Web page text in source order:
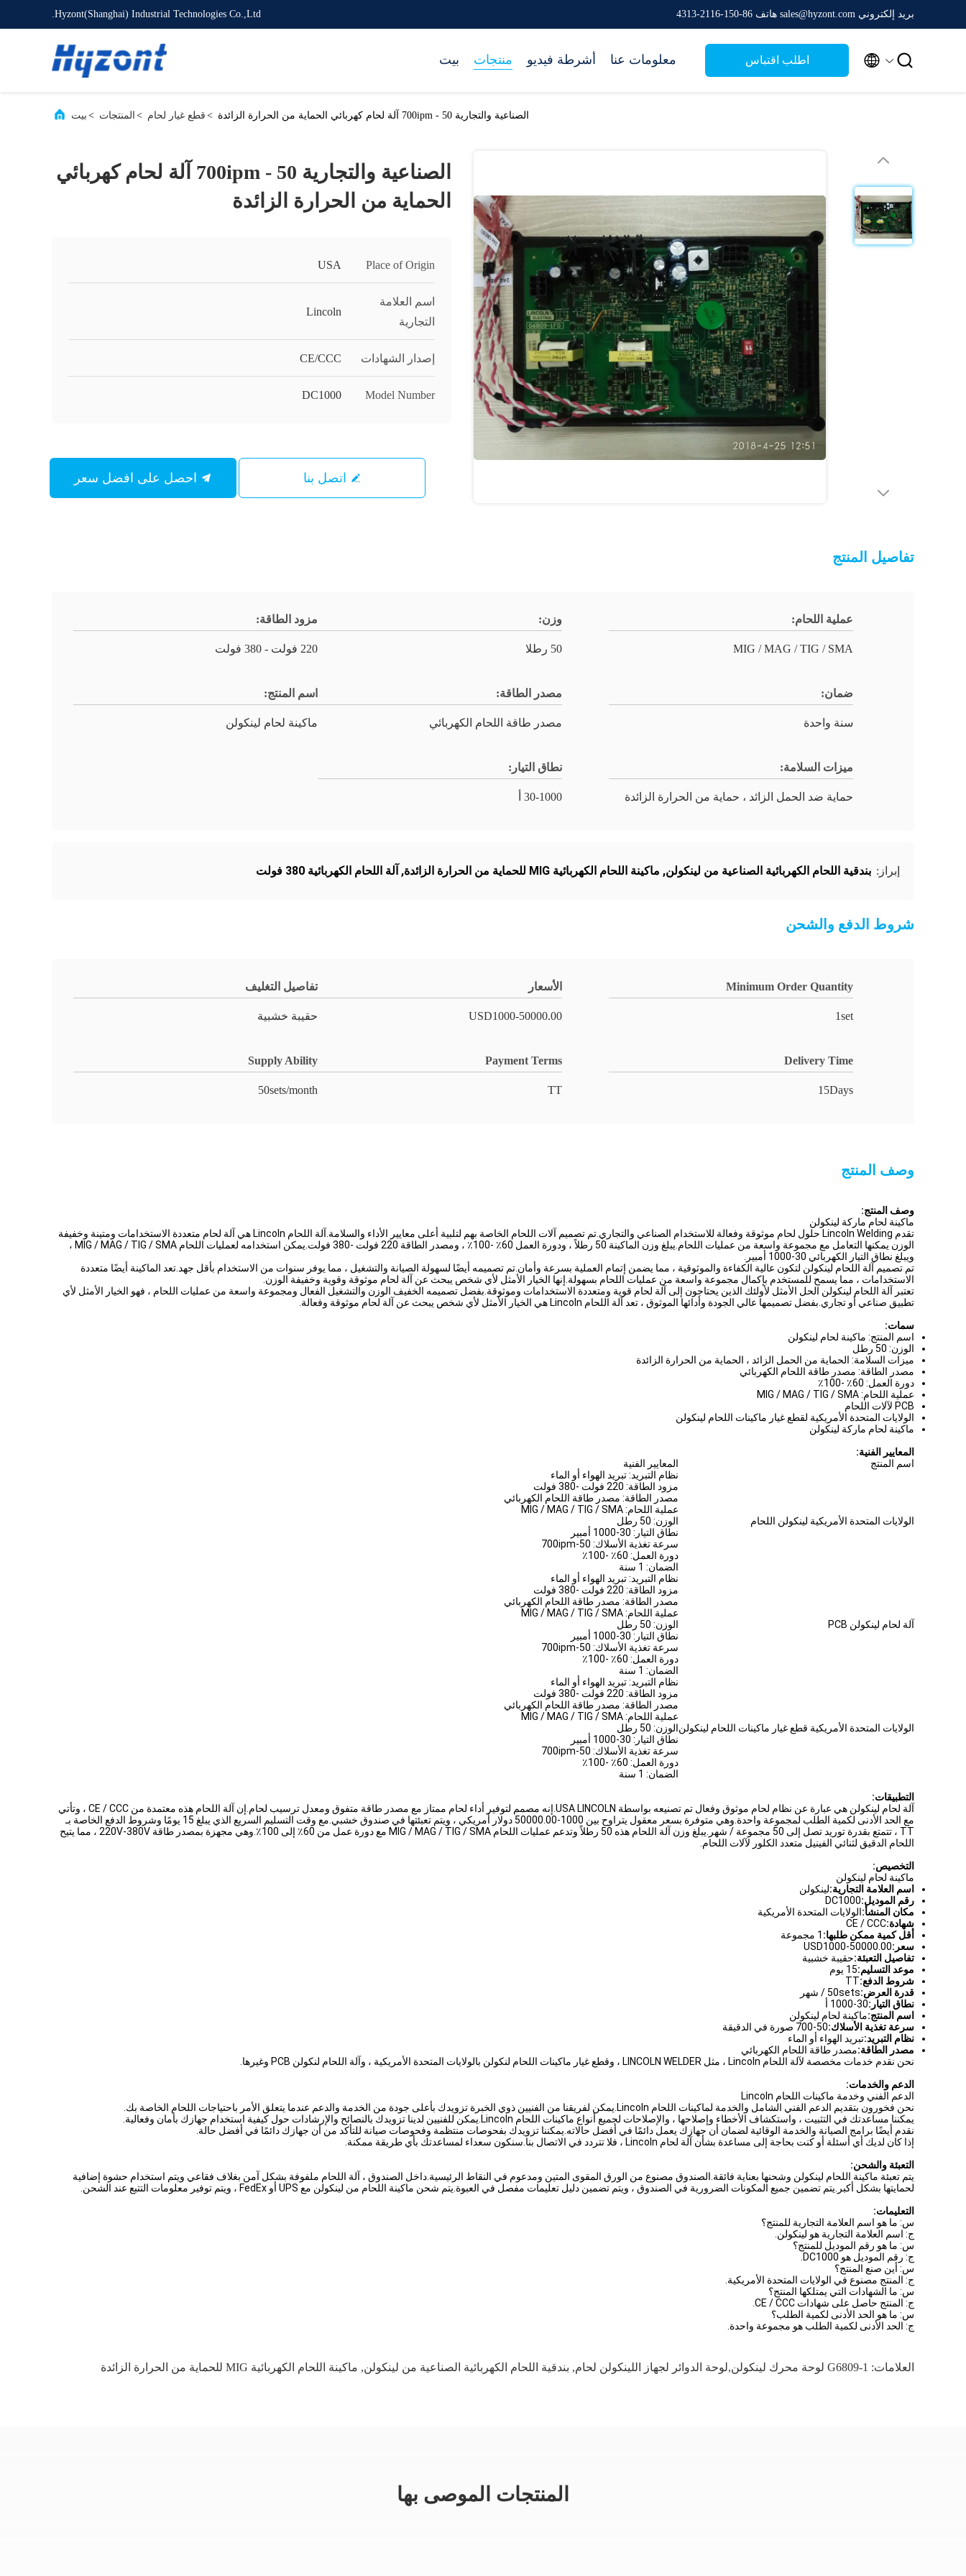
Hyzont(Shanghai) Industrial Technologies Co.,Ltd. بريد إلكتروني sales@hyzont.com هاتف 86-150-2116-4313
بيت منتجات أشرطة فيديو معلومات عنا اطلب اقتباس  
بيت > المنتجات > قطع غيار لحام > الصناعية والتجارية 50 - 700ipm آلة لحام كهربائي الحماية من الحرارة الزائدة
الصناعية والتجارية 50 - 700ipm آلة لحام كهربائي
الحماية من الحرارة الزائدة
Place of Origin
USA
اسم العلامة
التجارية
Lincoln
إصدار الشهادات CE/CCC
Model Number
DC1000
اتصل بنا
تفاصيل المنتج
عملية اللحام:
MIG / MAG / TIG / SMA
وزن:
50 رطلا
مزود الطاقة:
220 فولت - 380 فولت
ضمان:
سنة واحدة
مصدر الطاقة:
مصدر طاقة اللحام الكهربائي
اسم المنتج:
ماكينة لحام لينكولن
ميزات السلامة:
حماية ضد الحمل الزائد ، حماية من الحرارة الزائدة
نطاق التيار:
30-1000 أ
إبراز: بندقية اللحام الكهربائية الصناعية من لينكولن, ماكينة اللحام الكهربائية MIG للحماية من الحرارة الزائدة , آلة اللحام الكهربائية 380 فولت
شروط الدفع والشحن
Minimum Order Quantity
1set
الأسعار
USD1000-50000.00
تفاصيل التغليف
حقيبة خشبية
Delivery Time
15Days
Payment Terms
TT
Supply Ability
50sets/month
وصف المنتج
وصف المنتج:
ماكينة لحام ماركة لينكولن
تقدم Lincoln Welding حلول لحام موثوقة وفعالة للاستخدام الصناعي والتجاري.تم تصميم آلات اللحام الخاصة بهم لتلبية أعلى معايير الأداء والسلامة.آلة اللحام Lincoln هي آلة لحام متعددة الاستخدامات ومتينة وخفيفة
الوزن يمكنها التعامل مع مجموعة واسعة من عمليات اللحام.يبلغ وزن الماكينة 50 رطلاً ، ودورة العمل 60٪ -100٪ ، ومصدر الطاقة 220 فولت -380 فولت.يمكن استخدامه لعمليات اللحام MIG / MAG / TIG / SMA ،
ويبلغ نطاق التيار الكهربائي 30-1000 أمبير.
تم تصميم آلة اللحام لينكولن لتكون عالية الكفاءة والموثوقية ، مما يضمن إتمام العملية بسرعة وأمان.تم تصميمه أيضًا لسهولة الصيانة والتشغيل ، مما يوفر سنوات من الاستخدام بأقل جهد.تعد الماكينة أيضًا متعددة
الاستخدامات ، مما يسمح للمستخدم بإكمال مجموعة واسعة من عمليات اللحام بسهولة.إنها الخيار الأمثل لأي شخص يبحث عن آلة لحام موثوقة وقوية وخفيفة الوزن.
تعتبر آلة اللحام لينكولن الحل الأمثل لأولئك الذين يحتاجون إلى آلة لحام قوية ومتعددة الاستخدامات وموثوقة.بفضل تصميمه الخفيف الوزن والتشغيل الفعال ومجموعة واسعة من عمليات اللحام ، فهو الخيار الأمثل لأي
تطبيق صناعي أو تجاري.بفضل تصميمها عالي الجودة وأدائها الموثوق ، تعد آلة اللحام Lincoln هي الخيار الأمثل لأي شخص يبحث عن آلة لحام موثوقة وفعالة.
سمات:
اسم المنتج: ماكينة لحام لينكولن
الوزن: 50 رطل
ميزات السلامة: الحماية من الحمل الزائد ، الحماية من الحرارة الزائدة
مصدر الطاقة: مصدر طاقة اللحام الكهربائي
دورة العمل: 60٪ -100٪
عملية اللحام: MIG / MAG / TIG / SMA
PCB لآلات اللحام
الولايات المتحدة الأمريكية لقطع غيار ماكينات اللحام لينكولن
ماكينة لحام ماركة لينكولن
المعايير الفنية:
اسم المنتج
المعايير الفنية
الولايات المتحدة الأمريكية لينكولن اللحام
نظام التبريد: تبريد الهواء أو الماء
مزود الطاقة: 220 فولت -380 فولت
مصدر الطاقة: مصدر طاقة اللحام الكهربائي
عملية اللحام: MIG / MAG / TIG / SMA
الوزن: 50 رطل
نطاق التيار: 30-1000 أمبير
سرعة تغذية الأسلاك: 50-700ipm
دورة العمل: 60٪ -100٪
الضمان: 1 سنة
آلة لحام لينكولن PCB
نظام التبريد: تبريد الهواء أو الماء
مزود الطاقة: 220 فولت -380 فولت
مصدر الطاقة: مصدر طاقة اللحام الكهربائي
عملية اللحام: MIG / MAG / TIG / SMA
الوزن: 50 رطل
نطاق التيار: 30-1000 أمبير
سرعة تغذية الأسلاك: 50-700ipm
دورة العمل: 60٪ -100٪
الضمان: 1 سنة
الولايات المتحدة الأمريكية قطع غيار ماكينات اللحام لينكولن
نظام التبريد: تبريد الهواء أو الماء
مزود الطاقة: 220 فولت -380 فولت
مصدر الطاقة: مصدر طاقة اللحام الكهربائي
عملية اللحام: MIG / MAG / TIG / SMA
الوزن: 50 رطل
نطاق التيار: 30-1000 أمبير
سرعة تغذية الأسلاك: 50-700ipm
دورة العمل: 60٪ -100٪
الضمان: 1 سنة
التطبيقات:
آلة لحام لينكولن هي عبارة عن نظام لحام موثوق وفعال تم تصنيعه بواسطة USA LINCOLN.إنه مصمم لتوفير أداء لحام ممتاز مع مصدر طاقة متفوق ومعدل ترسيب لحام.إن آلة اللحام هذه معتمدة من CE / CCC ، وتأتي
مع الحد الأدنى لكمية الطلب لمجموعة واحدة.وهي متوفرة بسعر معقول يتراوح بين 1000-50000.00 دولار أمريكي ، ويتم تعبئتها في صندوق خشبي.مع وقت التسليم السريع الذي يبلغ 15 يومًا وشروط الدفع الخاصة بـ
TT ، تتمتع بقدرة توريد تصل إلى 50 مجموعة / شهر.يبلغ وزن آلة اللحام هذه 50 رطلاً وتدعم عمليات اللحام MIG / MAG / TIG / SMA مع دورة عمل من 60٪ إلى 100٪.وهي مجهزة بمصدر طاقة 220V-380V ، مما يتيح
اللحام الدقيق لثنائي الفينيل متعدد الكلور لآلات اللحام.
التخصيص:
ماكينة لحام لينكولن
اسم العلامة التجارية:لينكولن
رقم الموديل:DC1000
مكان المنشأ:الولايات المتحدة الأمريكية
شهادة:CE / CCC
أقل كمية ممكن طلبها: 1 مجموعة
سعر:USD1000-50000.00
تفاصيل التعبئة:حقيبة خشبية
موعد التسليم:15 يوم
شروط الدفع:TT
قدرة العرض:50sets / شهر
نطاق التيار:30-1000 أ
اسم المنتج:ماكينة لحام لينكولن
سرعة تغذية الأسلاك:50-700 صورة في الدقيقة
نظام التبريد:تبريد الهواء أو الماء
مصدر الطاقة:مصدر طاقة اللحام الكهربائي
نحن نقدم خدمات مخصصة لآلة اللحام Lincoln ، مثل LINCOLN WELDER ، وقطع غيار ماكينات اللحام لنكولن بالولايات المتحدة الأمريكية ، وآلة اللحام لنكولن PCB وغيرها.
الدعم والخدمات:
الدعم الفني وخدمة ماكينات اللحام Lincoln
نحن فخورون بتقديم الدعم الفني الشامل والخدمة لماكينات اللحام Lincoln.يمكن لفريقنا من الفنيين ذوي الخبرة تزويدك بأعلى جودة من الخدمة والدعم عندما يتعلق الأمر باحتياجات اللحام الخاصة بك.
يمكننا مساعدتك في التثبيت ، واستكشاف الأخطاء وإصلاحها ، والإصلاحات لجميع أنواع ماكينات اللحام Lincoln.يمكن للفنيين لدينا تزويدك بالنصائح والإرشادات حول كيفية استخدام جهازك بأمان وفعالية.
نقدم أيضًا برامج الصيانة والخدمة الوقائية لضمان أن جهازك يعمل دائمًا في أفضل حالاته.يمكننا تزويدك بفحوصات منتظمة وفحوصات صيانة للتأكد من أن جهازك دائمًا في أفضل حالة.
إذا كان لديك أي أسئلة أو كنت بحاجة إلى مساعدة بشأن آلة لحام Lincoln ، فلا تتردد في الاتصال بنا.سنكون سعداء لمساعدتك بأي طريقة ممكنة.
التعبئة والشحن:
يتم تعبئة ماكينة اللحام لينكولن وشحنها بعناية فائقة.الصندوق مصنوع من الورق المقوى المتين ومدعوم في النقاط الرئيسية.داخل الصندوق ، آلة اللحام ملفوفة بشكل آمن بغلاف فقاعي ويتم استخدام حشوة إضافية
لحمايتها بشكل أكبر.يتم تضمين جميع المكونات الضرورية في الصندوق ، ويتم تضمين دليل تعليمات مفصل في العبوة.يتم شحن ماكينة اللحام من لينكولن مع UPS أو FedEx ، ويتم توفير معلومات التتبع عند الشحن.
التعليمات:
س: ما هو اسم العلامة التجارية للمنتج؟
ج: اسم العلامة التجارية هو لينكولن.
س: ما هو رقم الموديل للمنتج؟
ج: رقم الموديل هو DC1000.
س: أين صنع المنتج؟
ج: المنتج مصنوع في الولايات المتحدة الأمريكية.
س: ما الشهادات التي يمتلكها المنتج؟
ج: المنتج حاصل على شهادات CE / CCC.
س: ما هو الحد الأدنى لكمية الطلب؟
ج: الحد الأدنى لكمية الطلب هو مجموعة واحدة.
العلامات: G6809-1 لوحة محرك لينكولن,لوحة الدوائر لجهاز اللينكولن لحام , بندقية اللحام الكهربائية الصناعية من لينكولن, ماكينة اللحام الكهربائية MIG للحماية من الحرارة الزائدة
المنتجات الموصى بها